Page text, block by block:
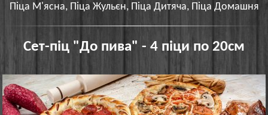
Піца М'ясна, Піца Жульєн, Піца Дитяча, Піца Домашня
Сет-піц "До пива" - 4 піци по 20см